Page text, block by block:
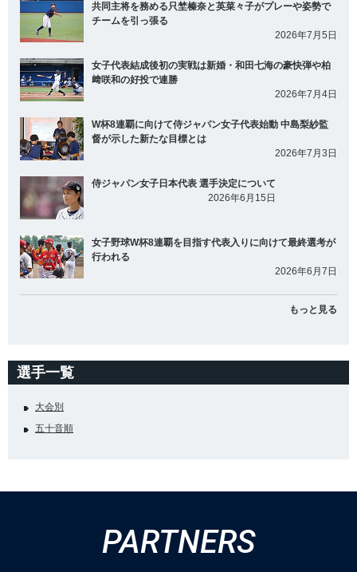
共同主将を務める只埜榛奈と英菜々子がプレーや姿勢で
チームを引っ張る
2026年7月5日
女子代表結成後初の実戦は新婚・和田七海の豪快弾や柏
﨑咲和の好投で連勝
2026年7月4日
W杯8連覇に向けて侍ジャパン女子代表始動 中島梨紗監
督が示した新たな目標とは
2026年7月3日
侍ジャパン女子日本代表 選手決定について
2026年6月15日
女子野球W杯8連覇を目指す代表入りに向けて最終選考が
行われる
2026年6月7日
もっと見る
選手一覧
大会別
五十音順
PARTNERS